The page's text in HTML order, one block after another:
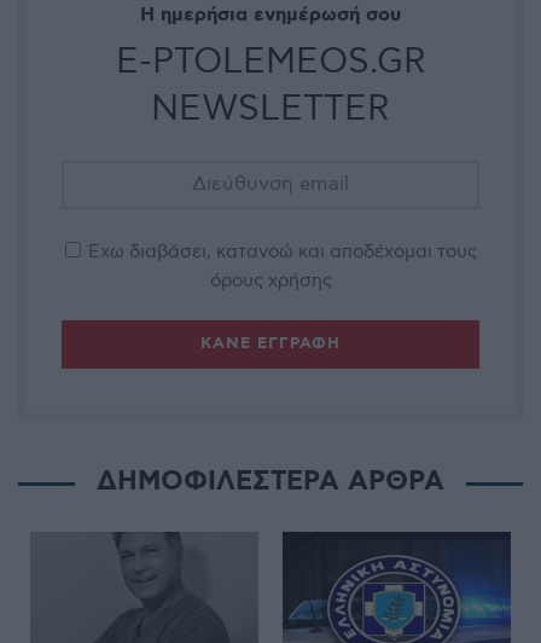
Η ημερήσια ενημέρωσή σου
E-PTOLEMEOS.GR
NEWSLETTER
Έχω διαβάσει, κατανοώ και αποδέχομαι τους
όρους χρήσης
ΔΗΜΟΦΙΛΕΣΤΕΡΑ ΑΡΘΡΑ